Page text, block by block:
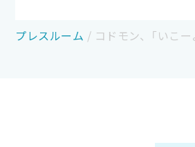
プレスルーム / コドモン、「いこ